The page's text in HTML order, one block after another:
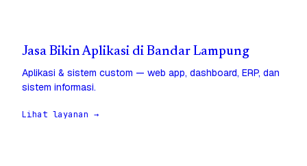
Jasa Bikin Aplikasi di Bandar Lampung
Aplikasi & sistem custom — web app, dashboard, ERP, dan
sistem informasi.
Lihat layanan →